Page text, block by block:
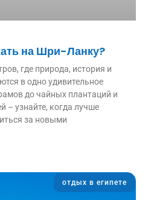
на Шри-Ланку?
где природа, история и
в одно удивительное
до чайных плантаций и
– узнайте, когда лучше
за новыми
отдых в египете